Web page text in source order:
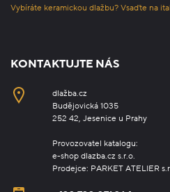
Vybíráte keramickou dlažbu? Vsaďte na
KONTAKTUJTE NÁS
dlažba.cz
Budějovická 1035
252 42, Jesenice u Prahy
Provozovatel katalogu:
e-shop dlazba.cz s.r.o.
Prodejce: PARKET ATELIER